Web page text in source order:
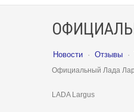
Новости · Отзывы ·
Официальный Лада
LADA Largus